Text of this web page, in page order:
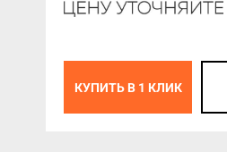
КУПИТЬ В 1 КЛИК